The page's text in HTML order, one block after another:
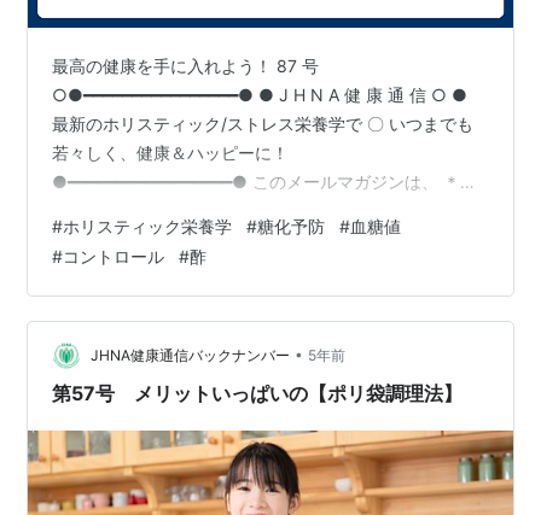
最高の健康を手に入れよう！ 87 号
○●━━━━━━━━━━━━━━━━● ● J H N A 健 康 通 信 ○ ●
最新のホリスティック/ストレス栄養学で 〇 いつまでも
若々しく、健康＆ハッピーに！
●━━━━━━━━━━━━━━━━━● このメールマガジンは、 ＊健
体のどこも悪くない、健康のはずなのに 体調がすぐれな
い。 ＊実年齢より、10歳若がえりたい！ ＊とにかく、健
康レベルをアップさせたい！ そんな、あなたのためにお
届けします。 久々にビタミンＣフラッシュを 実践した
ホリスティック栄養学修士＆ 酵素栄養学スペシャリスト
ナタ…
#ホリスティック栄養学 #糖化予防 #血糖値
#コントロール #酢
JHNA健康通信バックナンバー • 5年前
第57号 メリットいっぱいの【ポリ袋調理法】